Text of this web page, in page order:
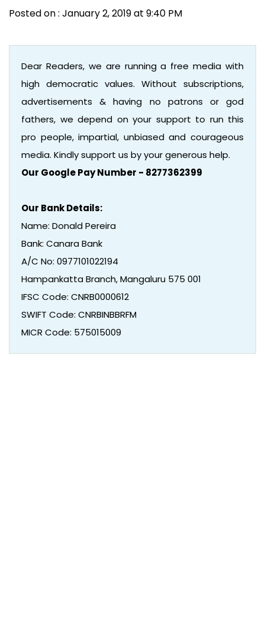
Posted on : January 2, 2019 at 9:40 PM
Dear Readers, we are running a free media with
high democratic values. Without subscriptions,
advertisements & having no patrons or god
fathers, we depend on your support to run this
pro people, impartial, unbiased and courageous
media. Kindly support us by your generous help.
Our Google Pay Number - 8277362399
Our Bank Details:
Name: Donald Pereira
Bank: Canara Bank
A/C No: 0977101022194
Hampankatta Branch, Mangaluru 575 001
IFSC Code: CNRB0000612
SWIFT Code: CNRBINBBRFM
MICR Code: 575015009